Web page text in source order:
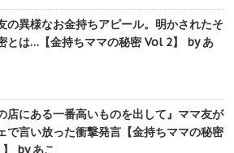
の異様なお金持ちアピール。明かされたそ
とは…【金持ちママの秘密 Vol 2】 by あ
店にある一番高いものを出して』ママ友が
で言い放った衝撃発言【金持ちママの秘密
by あこ